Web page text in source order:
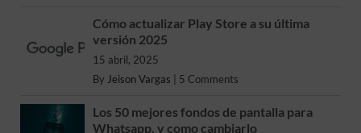
Cómo actualizar Play Store a su última
versión 2025
15 abril, 2025
By Jeison Vargas 5 Comments
Los 50 mejores fondos de pantalla para
Whatsapp, y como cambiarlo